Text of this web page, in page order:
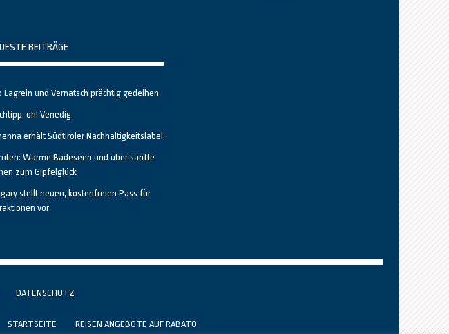
BEITRÄGE
Lagrein und Vernatsch prächtig gedeihen
oh! Venedig
erhält Südtiroler Nachhaltigkeitslabel
Warme Badeseen und über sanfte
zum Gipfelglück
stellt neuen, kostenfreien Pass für
vor
DATENSCHUTZ
STARTSEITE REISEN ANGEBOTE AUF RABATO